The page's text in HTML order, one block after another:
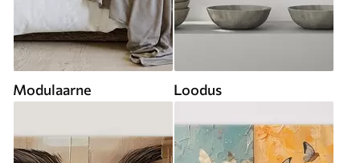
Modulaarne Loodus